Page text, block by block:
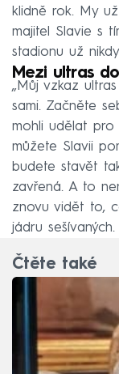
klidně rok. My
majitel Slavie s
stadionu už
Mezi ultras
„Můj vzkaz
sami. Začněte
mohli udělat pro
můžete Slavii
budete stavět
zavřená. A to
znovu vidět to,
jádru sešívaných.
Čtěte také